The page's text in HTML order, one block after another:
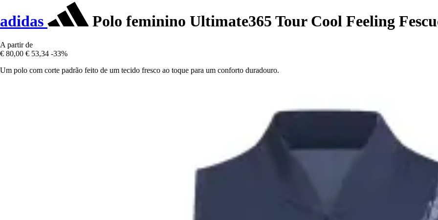
adidas Polo feminino Ultimate365 Tour Cool Feeling
A partir de
€ 80,00 € 53,34 -33%
Um polo com corte padrão feito de um tecido fresco ao toque para um conforto duradouro.